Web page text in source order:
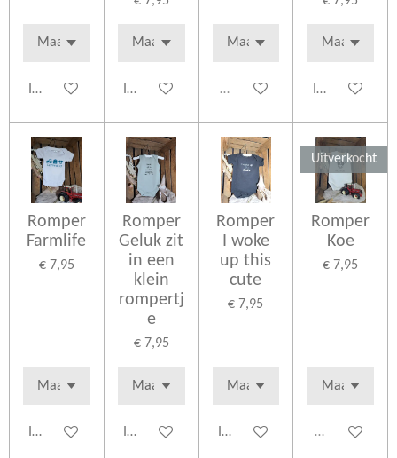
In winkelwagen In winkelwagen Uitverkocht In
Romper
Farmlife
€ 7,95
In winkelwagen
Romper
Geluk zit
in een
klein
rompertj
e
€ 7,95
In winkelwagen
Romper
I woke
up this
cute
€ 7,95
In winkelwagen
Uitverkocht
Romper
Koe
€ 7,95
Uitverkocht